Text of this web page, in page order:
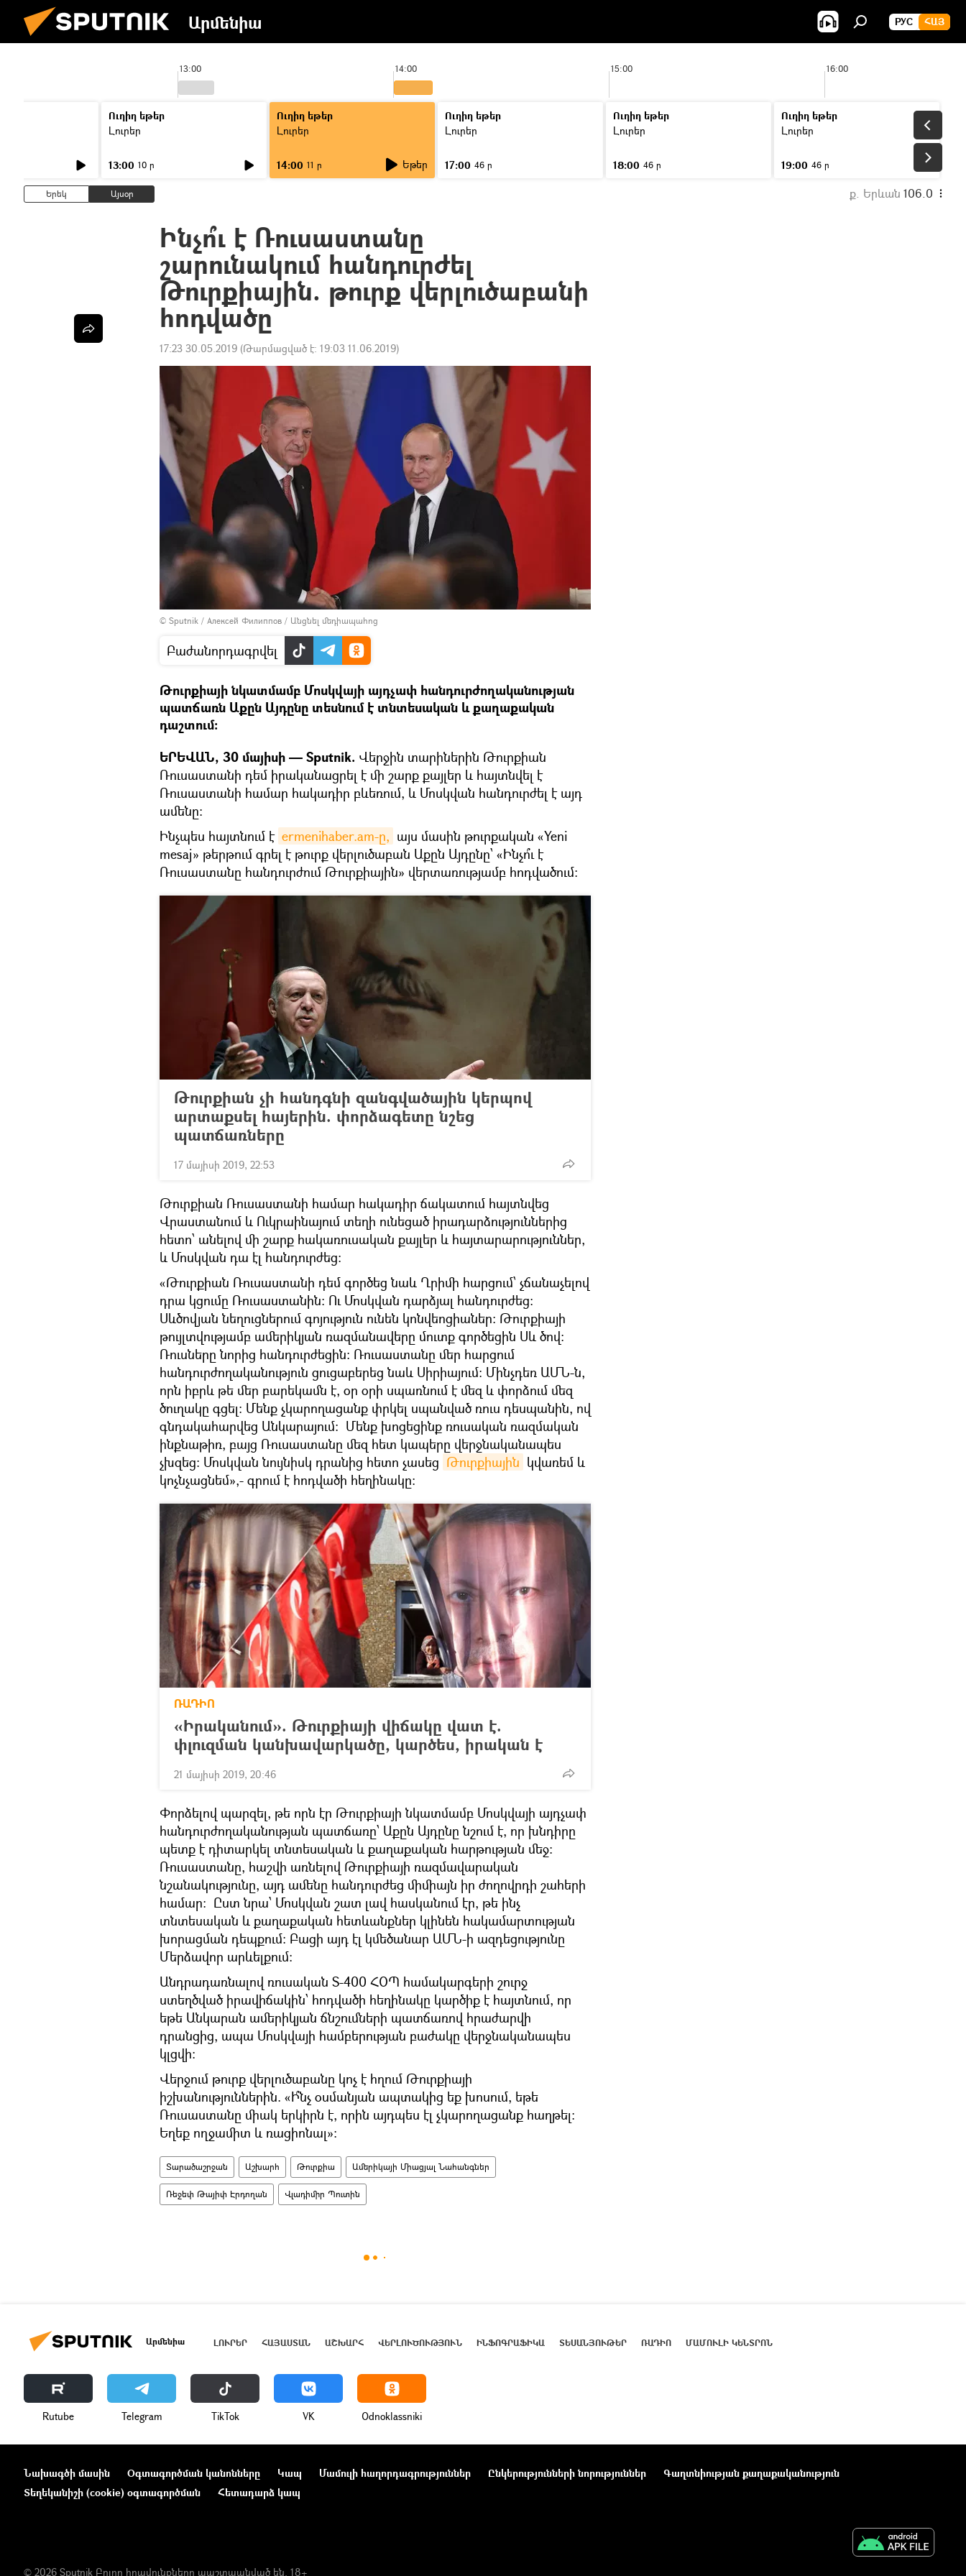
Արմենիա РУС ՀԱՅ
13:00 14:00 15:00 16:00
Ուղիղ եթեր
Լուրեր
13:00 10 ր
Ուղիղ եթեր
Լուրեր
14:00 11 ր Եթեր
Ուղիղ եթեր
Լուրեր
17:00 46 ր
Ուղիղ եթեր
Լուրեր
18:00 46 ր
Ուղիղ եթեր
Լուրեր
19:00 46 ր
Երեկ Այսօր ք. Երևան 106.0
Ինչո՞ւ է Ռուսաստանը
շարունակում հանդուրժել
Թուրքիային. թուրք վերլուծաբանի
հոդվածը
17:23 30.05.2019 (Թարմացված է: 19:03 11.06.2019)
© Sputnik / Алексей Филиппов / Անցնել մեդիապահոց
Բաժանորդագրվել
Թուրքիայի նկատմամբ Մոսկվայի այդչափ հանդուրժողականության
պատճառն Աքըն Այդընը տեսնում է տնտեսական և քաղաքական
դաշտում:
ԵՐԵՎԱՆ, 30 մայիսի — Sputnik. Վերջին տարիներին Թուրքիան
Ռուսաստանի դեմ իրականացրել է մի շարք քայլեր և հայտնվել է
Ռուսաստանի համար հակադիր բևեռում, և Մոսկվան հանդուրժել է այդ
ամենը։
Ինչպես հայտնում է ermenihaber.am-ը, այս մասին թուրքական «Yeni
mesaj» թերթում գրել է թուրք վերլուծաբան Աքըն Այդընը՝ «Ինչո՞ւ է
Ռուսաստանը հանդուրժում Թուրքիային» վերտառությամբ հոդվածում։
Թուրքիան չի հանդգնի զանգվածային կերպով
արտաքսել հայերին. փորձագետը նշեց
պատճառները
17 մայիսի 2019, 22:53
Թուրքիան Ռուսաստանի համար հակադիր ճակատում հայտնվեց
Վրաստանում և Ուկրաինայում տեղի ունեցած իրադարձություններից
հետո՝ անելով մի շարք հակառուսական քայլեր և հայտարարություններ,
և Մոսկվան դա էլ հանդուրժեց։
«Թուրքիան Ռուսաստանի դեմ գործեց նաև Ղրիմի հարցում՝ չճանաչելով
դրա կցումը Ռուսաստանին: Ու Մոսկվան դարձյալ հանդուրժեց։
Սևծովյան նեղուցներում գոյություն ունեն կոնվեnցիաներ։ Թուրքիայի
թույլտվությամբ ամերիկյան ռազմանավերը մուտք գործեցին Սև ծով։
Ռուսները նորից հանդուրժեցին։ Ռուսաստանը մեր հարցում
հանդուրժողականություն ցուցաբերեց նաև Սիրիայում։ Մինչդեռ ԱՄՆ-ն,
որն իբրև թե մեր բարեկամն է, օր օրի սպառնում է մեզ և փորձում մեզ
ծուղակը գցել։ Մենք չկարողացանք փրկել սպանված ռուս դեսպանին, ով
գնդակահարվեց Անկարայում։ Մենք խոցեցինք ռուսական ռազմական
ինքնաթիռ, բայց Ռուսաստանը մեզ հետ կապերը վերջնականապես
չխզեց։ Մոսկվան նույնիսկ դրանից հետո չասեց Թուրքիային կվառեմ և
կոչնչացնեմ»,- գրում է հոդվածի հեղինակը։
ՌԱԴԻՈ
«Իրականում». Թուրքիայի վիճակը վատ է.
փլուզման կանխավարկածը, կարծես, իրական է
21 մայիսի 2019, 20:46
Փորձելով պարզել, թե որն էր Թուրքիայի նկատմամբ Մոսկվայի այդչափ
հանդուրժողականության պատճառը՝ Աքըն Այդընը նշում է, որ խնդիրը
պետք է դիտարկել տնտեսական և քաղաքական հարթության մեջ:
Ռուսաստանը, հաշվի առնելով Թուրքիայի ռազմավարական
նշանակությունը, այդ ամենը հանդուրժեց միմիայն իր ժողովրդի շահերի
համար։ Ըստ նրա՝ Մոսկվան շատ լավ հասկանում էր, թե ինչ
տնտեսական և քաղաքական հետևանքներ կլինեն հակամարտության
խորացման դեպքում։ Բացի այդ էլ կմեծանար ԱՄՆ-ի ազդեցությունը
Մերձավոր արևելքում։
Անդրադառնալով ռուսական S-400 ՀՕՊ համակարգերի շուրջ
ստեղծված իրավիճակին՝ հոդվածի հեղինակը կարծիք է հայտնում, որ
եթե Անկարան ամերիկյան ճնշումների պատճառով հրաժարվի
դրանցից, ապա Մոսկվայի համբերության բաժակը վերջնականապես
կլցվի։
Վերջում թուրք վերլուծաբանը կոչ է հղում Թուրքիայի
իշխանություններին. «Ի՞նչ օսմանյան ապտակից եք խոսում, եթե
Ռուսաստանը միակ երկիրն է, որին այդպես էլ չկարողացանք հաղթել։
Եղեք ողջամիտ և ռացիոնալ»։
Տարածաշրջան Աշխարհ Թուրքիա Ամերիկայի Միացյալ Նահանգներ
Ռեջեփ Թայիփ Էրդողան Վլադիմիր Պուտին
Արմենիա ԼՈՒՐԵՐ ՀԱՅԱՍՏԱՆ ԱՇԽԱՐՀ ՎԵՐԼՈՒԾՈՒԹՅՈՒՆ ԻՆՖՈԳՐԱՖԻԿԱ ՏԵՍԱՆՅՈՒԹԵՐ ՌԱԴԻՈ ՄԱՄՈՒԼԻ ԿԵՆՏՐՈՆ
Rutube Telegram ТikТоk VK Odnoklassniki
Նախագծի մասին Օգտագործման կանոնները Կապ Մամուլի հաղորդագրություններ Ընկերությունների նորություններ
Գաղտնիության քաղաքականություն
Տեղեկանիշի (cookie) օգտագործման
Հետադարձ կապ
© 2026 Sputnik Բոլոր իրավունքները պաշտպանված են. 18+